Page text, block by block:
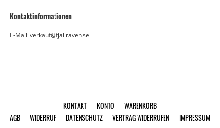
Kontaktinformationen
E-Mail: verkauf@fjallraven.se
KONTAKT KONTO
WARENKORB
AGB
WIDERRUF DATENSCHUTZ VERTRAG WIDERRUFEN IMPRESSUM